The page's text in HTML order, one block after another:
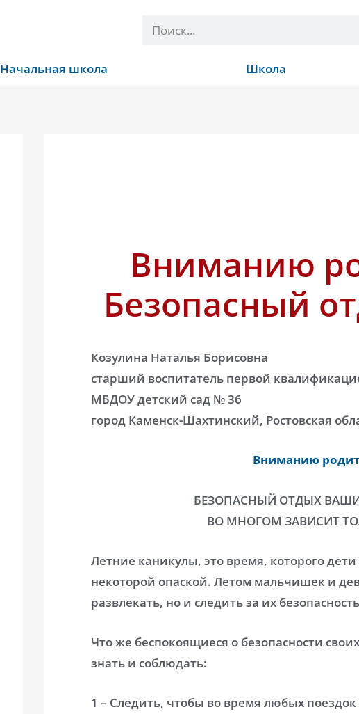
Поиск
Начальная школа Школа
Вниманию
Безопасный
Козулина Наталья Борисовна
старший воспитатель первой
МБДОУ детский сад № 36
город Каменск-Шахтинский, Ростовская
Вниманию
БЕЗОПАСНЫЙ ОТДЫХ
ВО МНОГОМ ЗАВИСИТ
Летние каникулы, это время, которого
некоторой опаской. Летом мальчишек и
развлекать, но и следить за их
Что же беспокоящиеся о безопасности
знать и соблюдать:
1 – Следить, чтобы во время любых